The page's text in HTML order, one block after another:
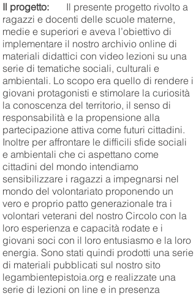
Il progetto:
Il presente progetto rivolto a
ragazzi e docenti delle scuole materne,
medie e superiori e aveva l’obiettivo di
implementare il nostro archivio online di
materiali didattici con video lezioni su una
serie di tematiche sociali, culturali e
ambientali. Lo scopo era quello di rendere i
giovani protagonisti e stimolare la curiosità
la conoscenza del territorio, il senso di
responsabilità e la propensione alla
partecipazione attiva come futuri cittadini.
Inoltre per affrontare le difficili sfide sociali
e ambientali che ci aspettano come
cittadini del mondo intendiamo
sensibilizzare i ragazzi a impegnarsi nel
mondo del volontariato proponendo un
vero e proprio patto generazionale tra i
volontari veterani del nostro Circolo con la
loro esperienza e capacità rodate e i
giovani soci con il loro entusiasmo e la loro
energia. Sono stati quindi prodotti una serie
di materiali pubblicati sul nostro sito
legambientepistoia.org e realizzate una
serie di lezioni on line e in presenza